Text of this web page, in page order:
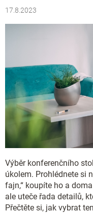
17.8.2023
Výběr konferenčního
úkolem. Prohlédnete si
fajn,“ koupíte ho a
ale uteče řada detailů,
Přečtěte si, jak vybrat